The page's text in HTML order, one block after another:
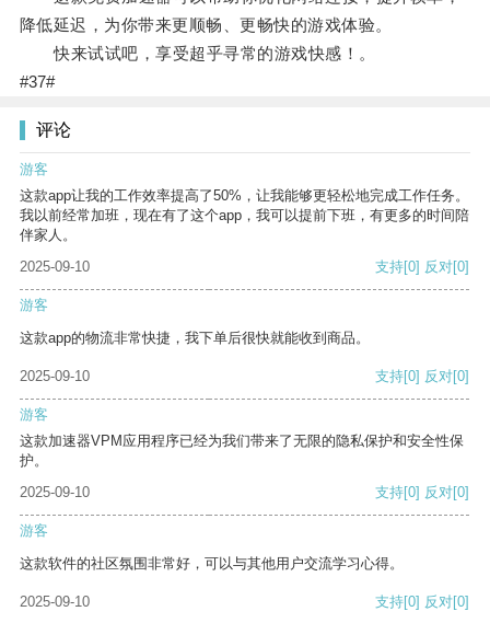
降低延迟，为你带来更顺畅、更畅快的游戏体验。
快来试试吧，享受超乎寻常的游戏快感！。
#37#
评论
游客
这款app让我的工作效率提高了50%，让我能够更轻松地完成工作任务。
我以前经常加班，现在有了这个app，我可以提前下班，有更多的时间陪
伴家人。
2025-09-10
支持[0] 反对[0]
游客
这款app的物流非常快捷，我下单后很快就能收到商品。
2025-09-10 支持[0] 反对[0]
游客
这款加速器VPM应用程序已经为我们带来了无限的隐私保护和安全性保
护。
2025-09-10
支持[0] 反对[0]
游客
这款软件的社区氛围非常好，可以与其他用户交流学习心得。
2025-09-10 支持[0] 反对[0]